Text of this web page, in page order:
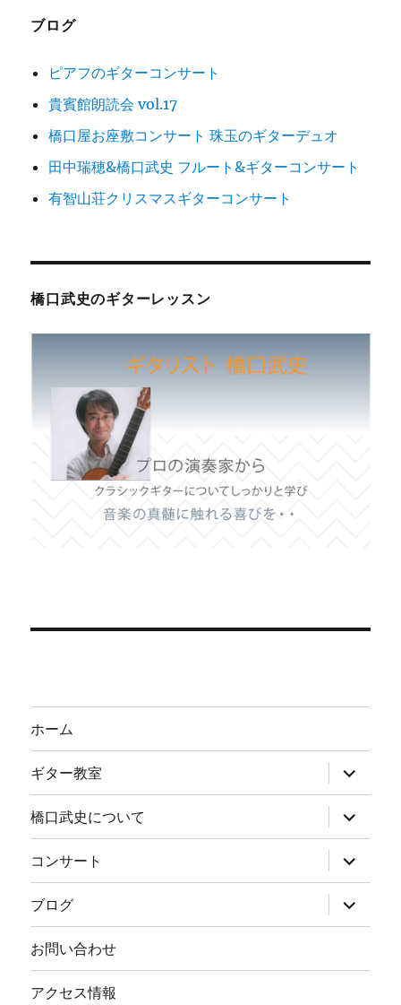
ン
ブログ
ピアフのギターコンサート
貴賓館朗読会 vol.17
橋口屋お座敷コンサート 珠玉のギターデュオ
田中瑞穂&橋口武史 フルート&ギターコンサート
有智山荘クリスマスギターコンサート
橋口武史のギターレッスン
ホーム
ギター教室
サ
ブ
メ
ニ
ュ
ー
を
展
開
橋口武史について
サ
ブ
メ
ニ
ュ
ー
を
展
開
コンサート
サ
ブ
メ
ニ
ュ
ー
開
ブログ
サ
ブ
メ
ー
お問い合わせ
アクセス情報